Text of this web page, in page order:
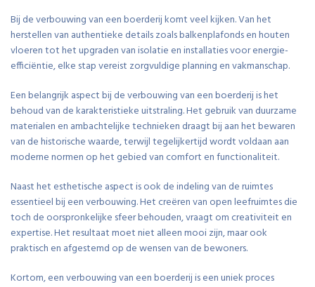
Bij de verbouwing van een boerderij komt veel kijken. Van het
herstellen van authentieke details zoals balkenplafonds en houten
vloeren tot het upgraden van isolatie en installaties voor energie-
efficiëntie, elke stap vereist zorgvuldige planning en vakmanschap.
Een belangrijk aspect bij de verbouwing van een boerderij is het
behoud van de karakteristieke uitstraling. Het gebruik van duurzame
materialen en ambachtelijke technieken draagt bij aan het bewaren
van de historische waarde, terwijl tegelijkertijd wordt voldaan aan
moderne normen op het gebied van comfort en functionaliteit.
Naast het esthetische aspect is ook de indeling van de ruimtes
essentieel bij een verbouwing. Het creëren van open leefruimtes die
toch de oorspronkelijke sfeer behouden, vraagt om creativiteit en
expertise. Het resultaat moet niet alleen mooi zijn, maar ook
praktisch en afgestemd op de wensen van de bewoners.
Kortom, een verbouwing van een boerderij is een uniek proces